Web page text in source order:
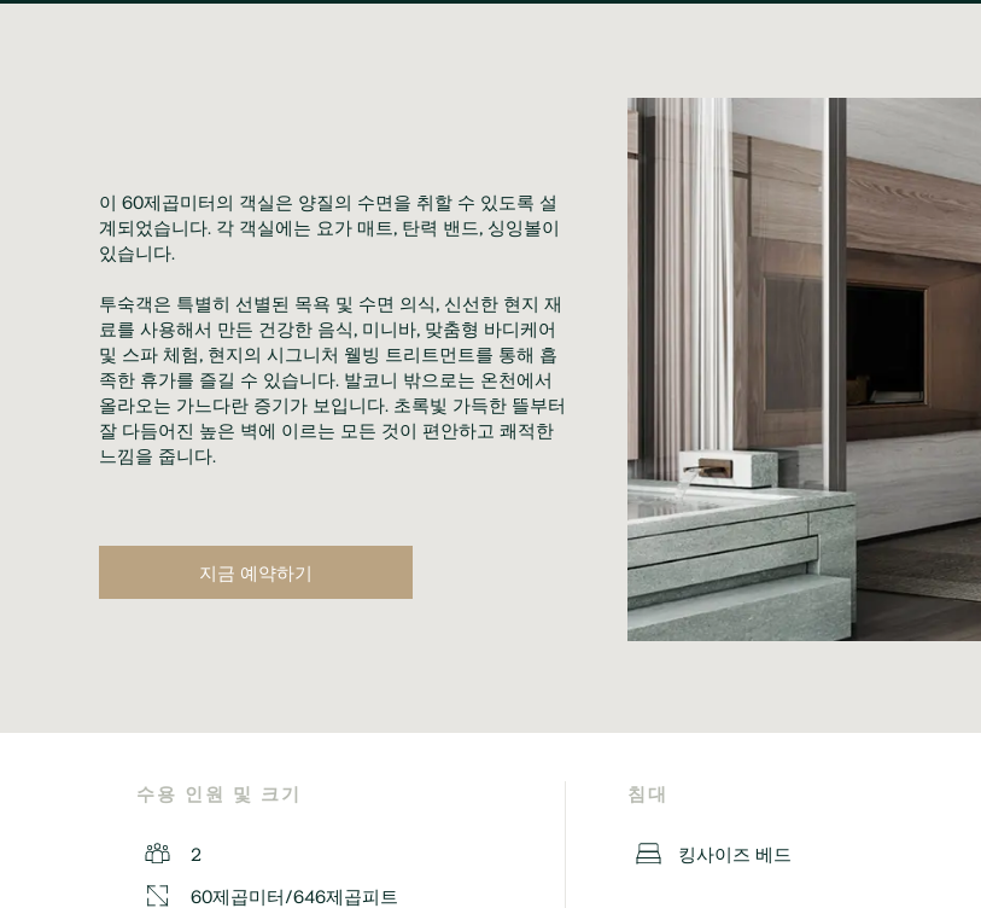
이 60제곱미터의 객실은 양질의 수면을 취할 수 있도록 설
계되었습니다. 각 객실에는 요가 매트, 탄력 밴드, 싱잉볼이
있습니다.
투숙객은 특별히 선별된 목욕 및 수면 의식, 신선한 현지 재
료를 사용해서 만든 건강한 음식, 미니바, 맞춤형 바디케어
및 스파 체험, 현지의 시그니처 웰빙 트리트먼트를 통해 흡
족한 휴가를 즐길 수 있습니다. 발코니 밖으로는 온천에서
올라오는 가느다란 증기가 보입니다. 초록빛 가득한 뜰부터
잘 다듬어진 높은 벽에 이르는 모든 것이 편안하고 쾌적한
느낌을 줍니다.
지금 예약하기
수용 인원 및 크기
2
60제곱미터/646제곱피트
침대
킹사이즈 베드